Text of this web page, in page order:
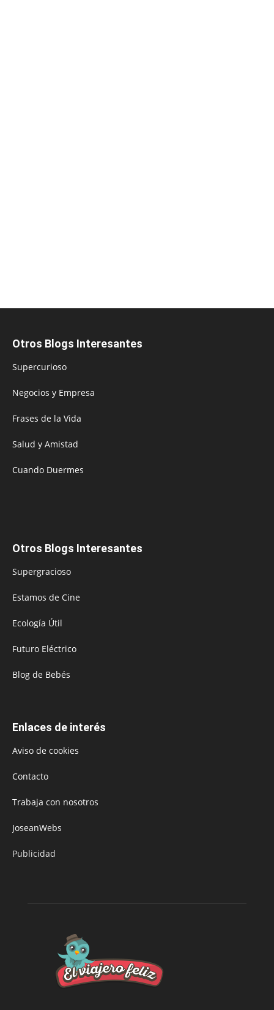
Otros Blogs Interesantes
Supercurioso
Negocios y Empresa
Frases de la Vida
Salud y Amistad
Cuando Duermes
Otros Blogs Interesantes
Supergracioso
Estamos de Cine
Ecología Útil
Futuro Eléctrico
Blog de Bebés
Enlaces de interés
Aviso de cookies
Contacto
Trabaja con nosotros
JoseanWebs
Publicidad